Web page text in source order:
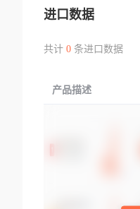
进口数据
共计 0条进口数据
产品描述